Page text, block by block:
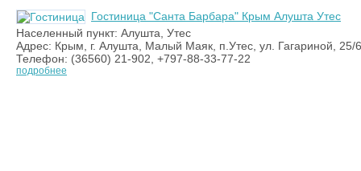
Гостиница "Санта Барбара" Крым Алушта Утес
Населенный пункт: Алушта, Утес
Адрес: Крым, г. Алушта, Малый Маяк, п.Утес, ул. Гагариной, 25/
Телефон: (36560) 21-902, +797-88-33-77-22
подробнее